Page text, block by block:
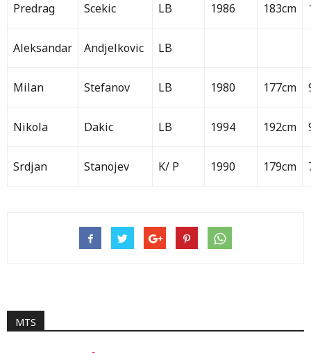
Predrag Scekic LB 1986 183cm
Aleksandar Andjelkovic LB
Milan Stefanov LB 1980 177cm
Nikola Dakic LB 1994 192cm
Srdjan Stanojev K/ P 1990 179cm
MTS